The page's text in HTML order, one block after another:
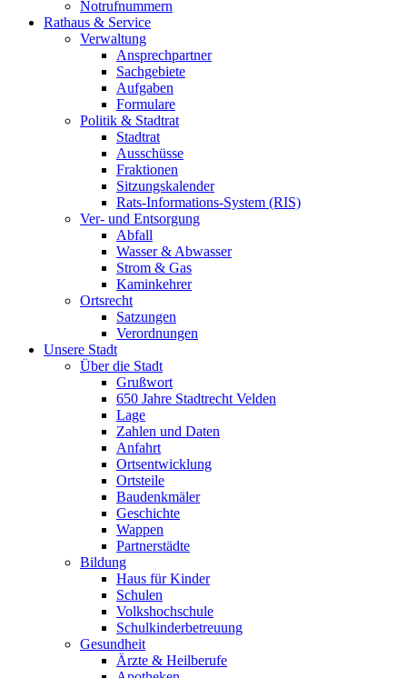
Notrufnummern
Rathaus & Service
Verwaltung
Ansprechpartner
Sachgebiete
Aufgaben
Formulare
Politik & Stadtrat
Stadtrat
Ausschüsse
Fraktionen
Sitzungskalender
Rats-Informations-System (RIS)
Ver- und Entsorgung
Abfall
Wasser & Abwasser
Strom & Gas
Kaminkehrer
Ortsrecht
Satzungen
Verordnungen
Unsere Stadt
Über die Stadt
Grußwort
650 Jahre Stadtrecht Velden
Lage
Zahlen und Daten
Anfahrt
Ortsentwicklung
Ortsteile
Baudenkmäler
Geschichte
Wappen
Partnerstädte
Bildung
Haus für Kinder
Schulen
Volkshochschule
Schulkinderbetreuung
Gesundheit
Ärzte & Heilberufe